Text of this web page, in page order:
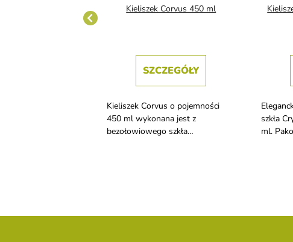
Kieliszek Corvus 450 ml
SZCZEGÓŁY
Kieliszek Corvus o pojemności
450 ml wykonana jest z
bezołowiowego szkła
szkła
ml.